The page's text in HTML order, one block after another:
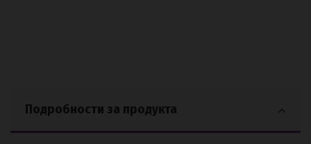
Подробности за продукта